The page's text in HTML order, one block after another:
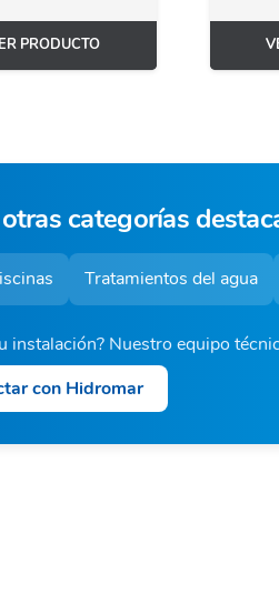
PRODUCTO
categorías
Tratamientos del agua
instalación? Nuestro equipo
con Hidromar